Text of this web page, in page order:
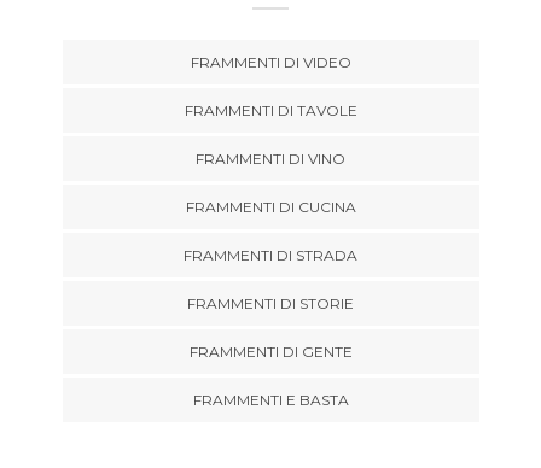
FRAMMENTI DI VIDEO
FRAMMENTI DI TAVOLE
FRAMMENTI DI VINO
FRAMMENTI DI CUCINA
FRAMMENTI DI STRADA
FRAMMENTI DI STORIE
FRAMMENTI DI GENTE
FRAMMENTI E BASTA